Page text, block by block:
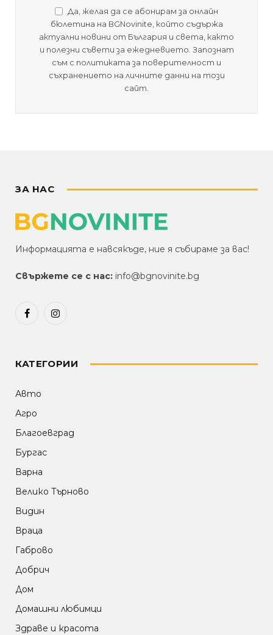
Да, желая да се абонирам за онлайн
бюлетина на BGNovinite, който съдържа
актуални новини от България и света, както
и полезни съвети за ежедневието. Запознат
съм с политиката за поверителност и
съхранението на личните данни на този
сайт.
ЗА НАС
Информацията е навсякъде, ние я събираме за вас!
Свържете се с нас: info@bgnovinite.bg
FacebookInstagram
КАТЕГОРИИ
Авто
Агро
Благоевград
Бургас
Варна
Велико Търново
Видин
Враца
Габрово
Добрич
Дом
Домашни любимци
Здраве и красота